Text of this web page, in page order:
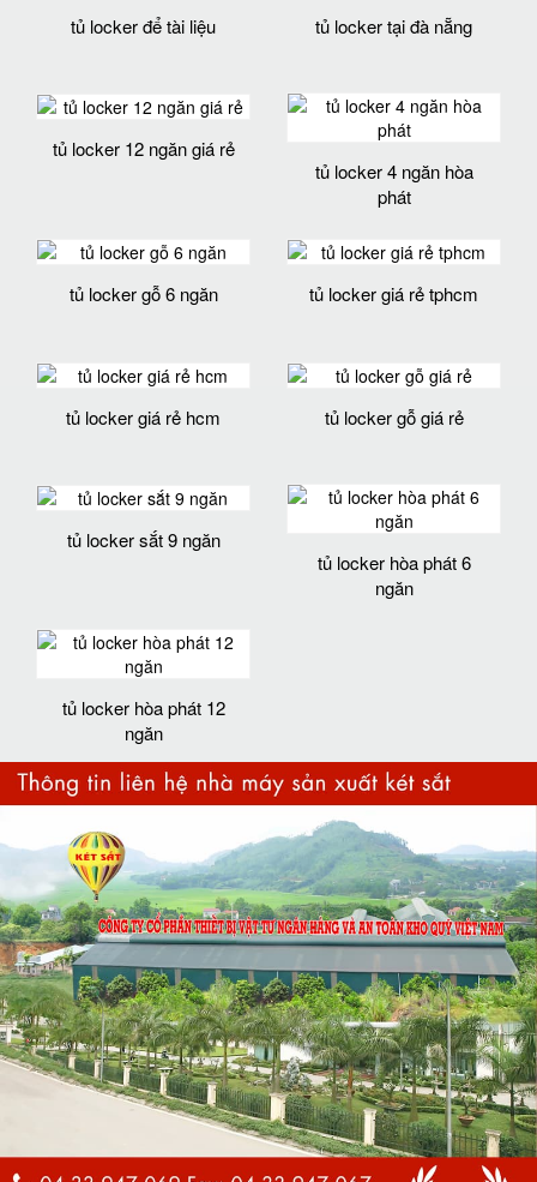
tủ locker để tài liệu tủ locker tại đà nẵng
tủ locker 12 ngăn giá rẻ
tủ locker 4 ngăn hòa
phát
tủ locker gỗ 6 ngăn tủ locker giá rẻ tphcm
tủ locker giá rẻ hcm tủ locker gỗ giá rẻ
tủ locker sắt 9 ngăn
tủ locker hòa phát 6
ngăn
tủ locker hòa phát 12
ngăn